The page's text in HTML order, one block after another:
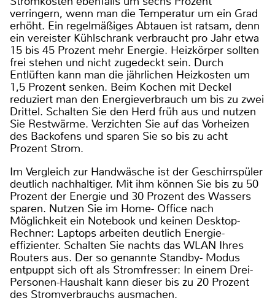
verringern, wenn man die Temperatur um ein Grad
erhöht. Ein regelmäßiges Abtauen ist ratsam, denn
ein vereister Kühlschrank verbraucht pro Jahr etwa
15 bis 45 Prozent mehr Energie. Heizkörper sollten
frei stehen und nicht zugedeckt sein. Durch
Entlüften kann man die jährlichen Heizkosten um
1,5 Prozent senken. Beim Kochen mit Deckel
reduziert man den Energieverbrauch um bis zu zwei
Drittel. Schalten Sie den Herd früh aus und nutzen
Sie Restwärme. Verzichten Sie auf das Vorheizen
des Backofens und sparen Sie so bis zu acht
Prozent Strom.
Im Vergleich zur Handwäsche ist der Geschirrspüler
deutlich nachhaltiger. Mit ihm können Sie bis zu 50
Prozent der Energie und 30 Prozent des Wassers
sparen. Nutzen Sie im Home- Office nach
Möglichkeit ein Notebook und keinen Desktop-
Rechner: Laptops arbeiten deutlich Energie-
effizienter. Schalten Sie nachts das WLAN Ihres
Routers aus. Der so genannte Standby- Modus
entpuppt sich oft als Stromfresser: In einem Drei-
Personen-Haushalt kann dieser bis zu 20 Prozent
des Stromverbrauchs ausmachen.